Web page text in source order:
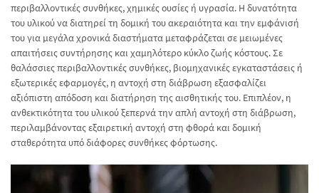
περιβαλλοντικές συνθήκες, χημικές ουσίες ή υγρασία. Η δυνατότητα
του υλικού να διατηρεί τη δομική του ακεραιότητα και την εμφάνισή
του για μεγάλα χρονικά διαστήματα μεταφράζεται σε μειωμένες
απαιτήσεις συντήρησης και χαμηλότερο κύκλο ζωής κόστους. Σε
θαλάσσιες περιβαλλοντικές συνθήκες, βιομηχανικές εγκαταστάσεις ή
εξωτερικές εφαρμογές, η αντοχή στη διάβρωση εξασφαλίζει
αξιόπιστη απόδοση και διατήρηση της αισθητικής του. Επιπλέον, η
ανθεκτικότητα του υλικού ξεπερνά την απλή αντοχή στη διάβρωση,
περιλαμβάνοντας εξαιρετική αντοχή στη φθορά και δομική
σταθερότητα υπό διάφορες συνθήκες φόρτωσης.